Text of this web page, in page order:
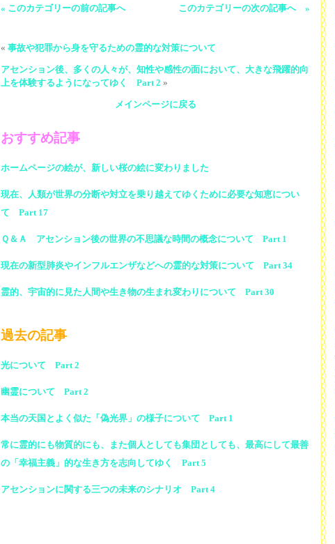
« このカテゴリーの前の記事へ このカテゴリーの次の記事へ »
« 事故や犯罪から身を守るための霊的な対策について
アセンション後、多くの人々が、知性や感性の面において、大きな飛躍的向
上を体験するようになってゆく Part 2 »
メインページに戻る
おすすめ記事
ホームページの絵が、新しい桜の絵に変わりました
現在、人類が世界の分断や対立を乗り越えてゆくために必要な知恵につい
て Part 17
Ｑ＆Ａ アセンション後の世界の不思議な時間の概念について Part 1
現在の新型肺炎やインフルエンザなどへの霊的な対策について Part 34
霊的、宇宙的に見た人間や生き物の生まれ変わりについて Part 30
過去の記事
光について Part 2
幽霊について Part 2
本当の天国とよく似た「偽光界」の様子について Part 1
常に霊的にも物質的にも、また個人としても集団としても、最高にして最善
の「幸福主義」的な生き方を志向してゆく Part 5
アセンションに関する三つの未来のシナリオ Part 4